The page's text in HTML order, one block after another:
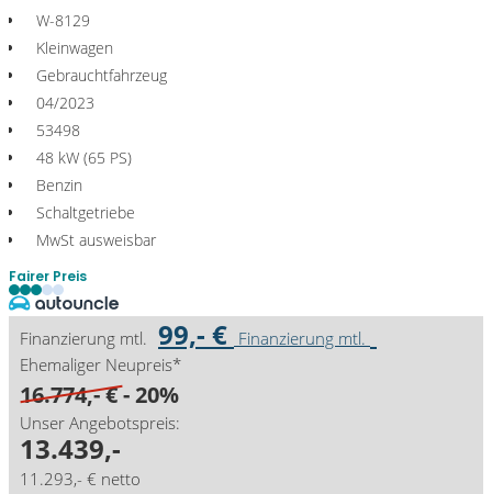
W-8129
Kleinwagen
Gebrauchtfahrzeug
04/2023
53498
48 kW (65 PS)
Benzin
Schaltgetriebe
MwSt ausweisbar
Fairer Preis
Finanzierung mtl. 99,- € Finanzierung mtl.
Ehemaliger Neupreis*
16.774,- €- 20%
Unser Angebotspreis:
13.439,-
11.293,- € netto